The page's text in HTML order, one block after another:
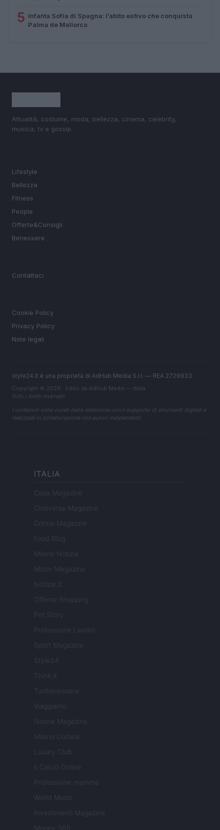
5 Infanta Sofia di Spagna: l’abito estivo che conquista
Palma de Mallorca
Attualità, costume, moda, bellezza, cinema, celebrity,
musica, tv e gossip.
Lifestyle
Bellezza
Fitness
People
Offerte&Consigli
Benessere
Contattaci
Cookie Policy
Privacy Policy
Note legali
style24.it è una proprietà di AdHub Media S.r.l. — REA 2729933
Copyright © 2026 · Edito da AdHub Media — Italia
Tutti i diritti riservati
I contenuti sono curati dalla redazione con il supporto di strumenti digitali e
realizzati in collaborazione con autori indipendenti.
ITALIA
Casa Magazine
Cineverse Magazine
Donne Magazine
Food Blog
Milano Notizie
Motor Magazine
Notizie.it
Offerte Shopping
Pet Story
Professione Lavoro
Sport Magazine
Style24
Think.it
Tuobenessere
Viaggiamo
Nonne Magazine
Milano Cortina
Luxury Club
Il Calcio Online
Professione mamma
World Music
Investimenti Magazine
Money 365